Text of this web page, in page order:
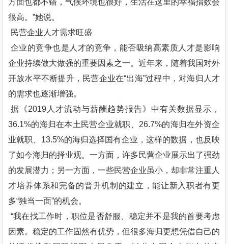
方面也都不错，气候环境也很好，生活在这里的幸福指数会
很高。”她说。
民营企业人才需求旺盛
企业的竞争也是人才的竞争，能否吸纳高素质人才是影响
企业持续做大做强的重要因素之一。近年来，随着我国对外
开放水平不断提升，民营企业在“出海”过程中，对海归人才
的需求也逐渐增强。
据《2019人才流动与薪酬趋势报告》中有关数据显示，
36.1%的海归在本土民营企业就职、26.7%的海归在外资企
业就职、13.5%的海归选择国有企业，这样的数据，也反映
了如今海归的择业观。一方面，许多民营企业展示出了强劲
的发展潜力；另一方面，一些民营企业虽小，却非常注重人
才培养体系和完备的晋升机制的建立，能让新入职者有更
多“独当一面”的机会。
“我在找工作时，职位是否舒服、稳定并不是我的首要考虑
因素。稳定的工作固然有优势，但很多海归更想凭借自己的